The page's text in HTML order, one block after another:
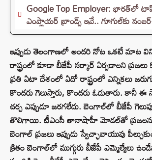
Google Top Employer: భారత్‌లో
ఎంప్లాయర్ బ్రాండ్స్ ఇవే.. గూగుల్‌కు
ఇప్పుడు తెలంగాణలో అందరి నోట ఒకటే మాట
రాష్ట్రంలో కూడా బీజేపీ సర్కార్‌ ఏర్పడాలని ప్రజలు
ప్రతి ఏటా దేశంలో ఏదో రాష్ట్రంలో ఎన్నికలు
కొందరు గెలుస్తారు, కొందరు ఓడుతారు. కానీ ఈ
చర్చ ఎప్పుడూ జరగలేదు. బెంగాల్‌లో బీజేపీ
తొలిగాయి. టీఎంసీ తానాషాహీ మోడల్‌తో ప్రజలను
బెంగాల్‌ ప్రజలు ఇప్పుడు స్వేచ్ఛావాయువు
క్రితం బెంగాల్‌లో ముగ్గురు బీజేపీ ఎమ్మెల్యేలు